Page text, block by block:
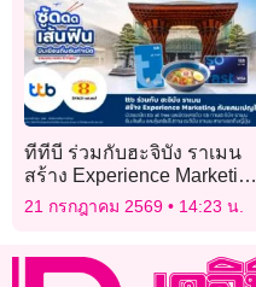
ทีทีบี ร่วมกับฮะจิบัง ราเมน
สร้าง Experience Marketing
พร้อมเสิร์ฟแคมเปญใหม่ ให้
คุ้มมากกว่าเดิม
21 กรกฎาคม 2569 14:23 น.